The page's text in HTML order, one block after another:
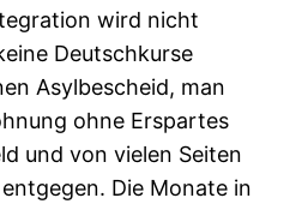
wird nicht
Deutschkurse
Asylbescheid, man
ohne Erspartes
und von vielen Seiten
Die Monate in